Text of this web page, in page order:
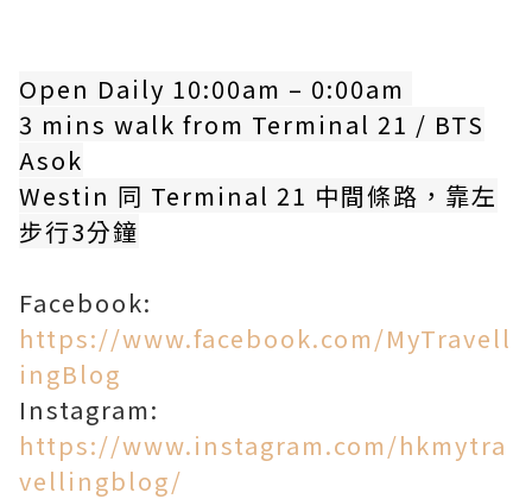
Open Daily 10:00am – 0:00am
3 mins walk from Terminal 21 / BTS
Asok
Westin 同 Terminal 21 中間條路，靠左
步行3分鐘
Facebook:
https://www.facebook.com/MyTravell
ingBlog
Instagram:
https://www.instagram.com/hkmytra
vellingblog/